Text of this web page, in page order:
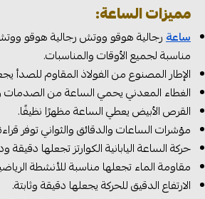
مميزات الساعة:
ساعةرجالية هوقو ووتش رجالية هوقو
مناسبة لجميع الأوقات والمناسبات.
الإطار المصنوع من الفولاذ المقاوم للصدأ
الغطاء المعدني يحمي الساعة من
القرص الأبيض يعطي الساعة مظهرًا نظيفًا.
مؤشرات الساعات والدقائق والثواني توفر
حركة الساعة اليابانية الكوارتز تجعلها دقيقة
مقاومة الماء تجعلها مناسبة للأنشطة
الارتفاع الدقيق للحركة يجعلها دقيقة وثابتة.